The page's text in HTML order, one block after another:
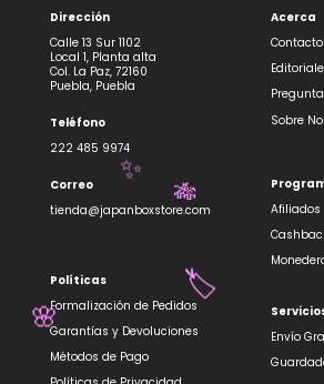
Dirección
Calle 13 Sur 1102
Local 1, Planta alta
Col. La Paz, 72160
Puebla, Puebla
Teléfono
222 485 9974
Correo
tienda@japanboxstore.com
Políticas
Formalización de Pedidos
Garantías y Devoluciones
Métodos de Pago
Acerca
Contacto
Sobre
Afiliados
Envío
🌸
✨
🎋
🏷️